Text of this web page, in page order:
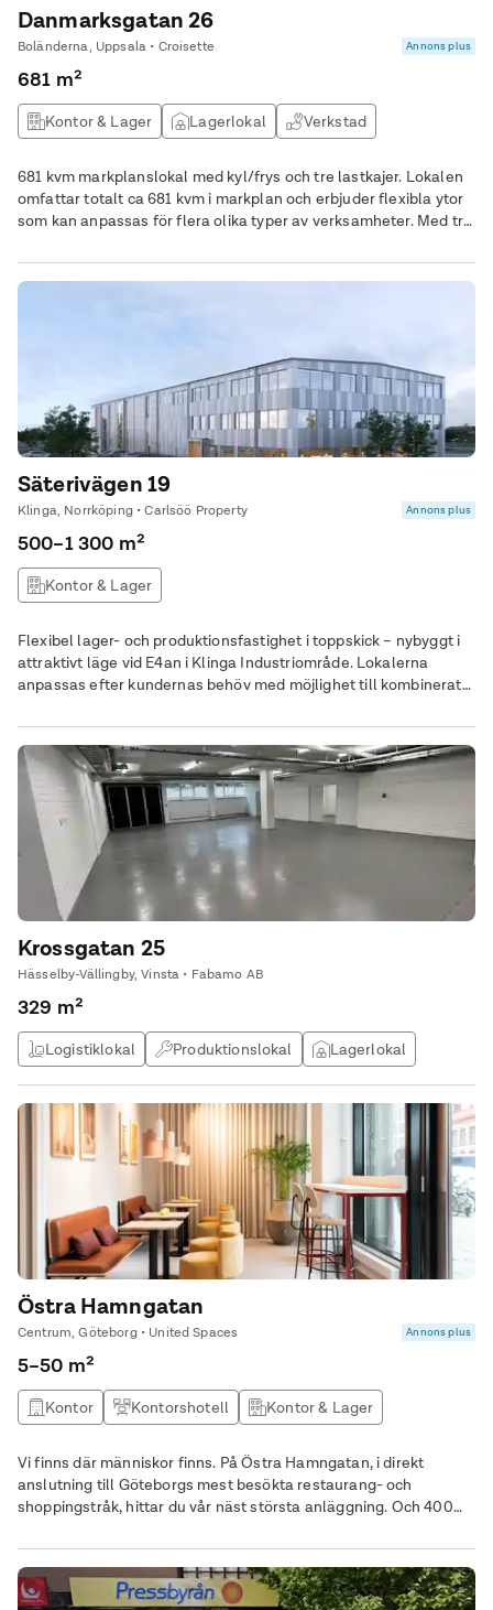
Danmarksgatan 26
Boländerna, Uppsala • Croisette Annons plus
681 m²
Kontor & Lager Lagerlokal
Verkstad
681 kvm markplanslokal med kyl/frys och tre lastkajer. Lokalen
omfattar totalt ca 681 kvm i markplan och erbjuder flexibla ytor
som kan anpassas för flera olika typer av verksamheter. Med tre
effektiv, oavsett om lokalen används som lager, verkstad,
produktionsyta eller för logistiklösningar. En av de stora
Säterivägen 19
Klinga, Norrköping • Carlsöö Property Annons plus
500–1 300 m²
Kontor & Lager
Flexibel lager- och produktionsfastighet i toppskick – nybyggt i
attraktivt läge vid E4an i Klinga Industriområde. Lokalerna
anpassas efter kundernas behöv med möjlighet till kombinerat
för att åstadkomma en total sammanhängande lageryta om 1
000 Kvm i markplan. Även lagerentresol kan skapas för
ytterligare lagringskapacitet.
Krossgatan 25
Hässelby-Vällingby, Vinsta • Fabamo AB
329 m²
Logistiklokal Produktionslokal
Lagerlokal
Kontor & Lager
Östra Hamngatan
Centrum, Göteborg • United Spaces Annons plus
5–50 m²
Kontor Kontorshotell Kontor & Lager
Vi finns där människor finns. På Östra Hamngatan, i direkt
anslutning till Göteborgs mest besökta restaurang- och
shoppingstråk, hittar du vår näst största anläggning. Och 400